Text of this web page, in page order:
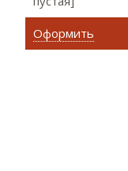
Оформить